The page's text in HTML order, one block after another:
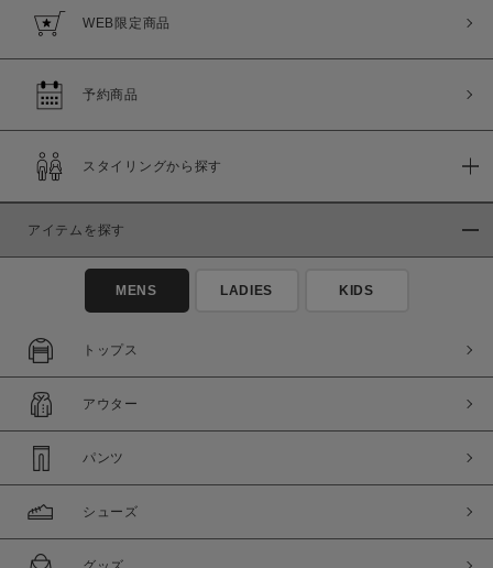
WEB限定商品
予約商品
スタイリングから探す
アイテムを探す
MENS LADIES KIDS
トップス
アウター
パンツ
シューズ